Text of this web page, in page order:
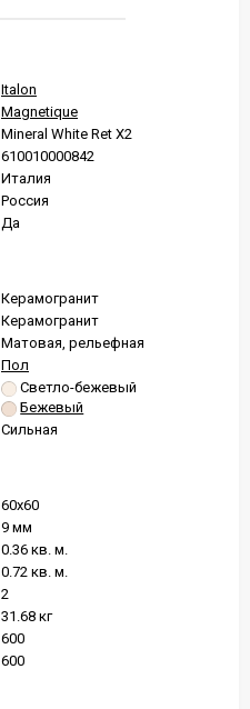
Italon
Magnetique
Mineral White Ret X2
610010000842
Италия
Россия
Да
Керамогранит
Керамогранит
Матовая, рельефная
Пол
Светло-бежевый
Бежевый
Сильная
60x60
9 мм
0.36 кв. м.
0.72 кв. м.
2
31.68 кг
600
600